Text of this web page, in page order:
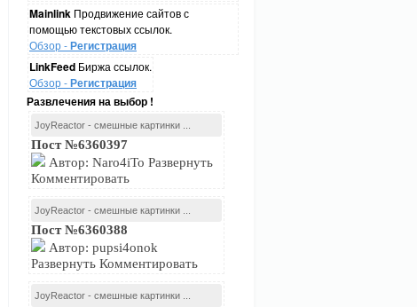
Mainlink Продвижение сайтов с
помощью текстовых ссылок.
Обзор -Регистрация
LinkFeed Биржа ссылок.
Обзор -Регистрация
Развлечения на выбор !
JoyReactor - смешные картинки ...
Пост №6360397
Автор: Naro4iTo Развернуть
Комментировать
JoyReactor - смешные картинки ...
Пост №6360388
Автор: pupsi4onok
Развернуть Комментировать
JoyReactor - смешные картинки ...